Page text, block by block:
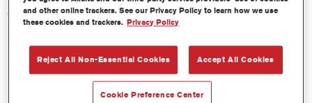
Características del producto
Sistema de pintado de base disolvente, único por su
versatilidad y facilidad de uso.
Una sola máquina de mezcla proporciona todas las
calidades de base disolvente: medios y altos sólidos,
acabados y bases bicapa.
and other online trackers. See our Privacy Policy to learn how we use
these cookies and trackers. Privacy Policy
Reject All Non-Essential Cookies Accept All Cookies
Cookie Preference Center